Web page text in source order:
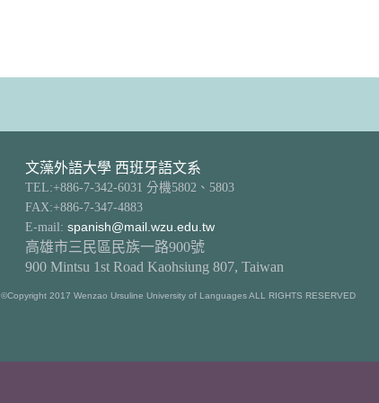
文藻外語大學 西班牙語文系
TEL:+886-7-342-6031 分機5802、5803
FAX:+886-7-347-4883
E-mail: spanish@mail.wzu.edu.tw
高雄市三民區民族一路900號
900 Mintsu 1st Road Kaohsiung 807, Taiwan
©Copyright 2017 Wenzao Ursuline University of Languages ALL RIGHTS RESERVED